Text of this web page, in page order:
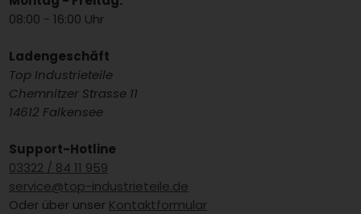
08:00 - 16:00 Uhr
Ladengeschäft
Top Industrieteile
Chemnitzer Strasse 11
14612 Falkensee
Support-Hotline
03322 / 84 11 959
service@top-industrieteile.de
Oder über unser Kontaktformular